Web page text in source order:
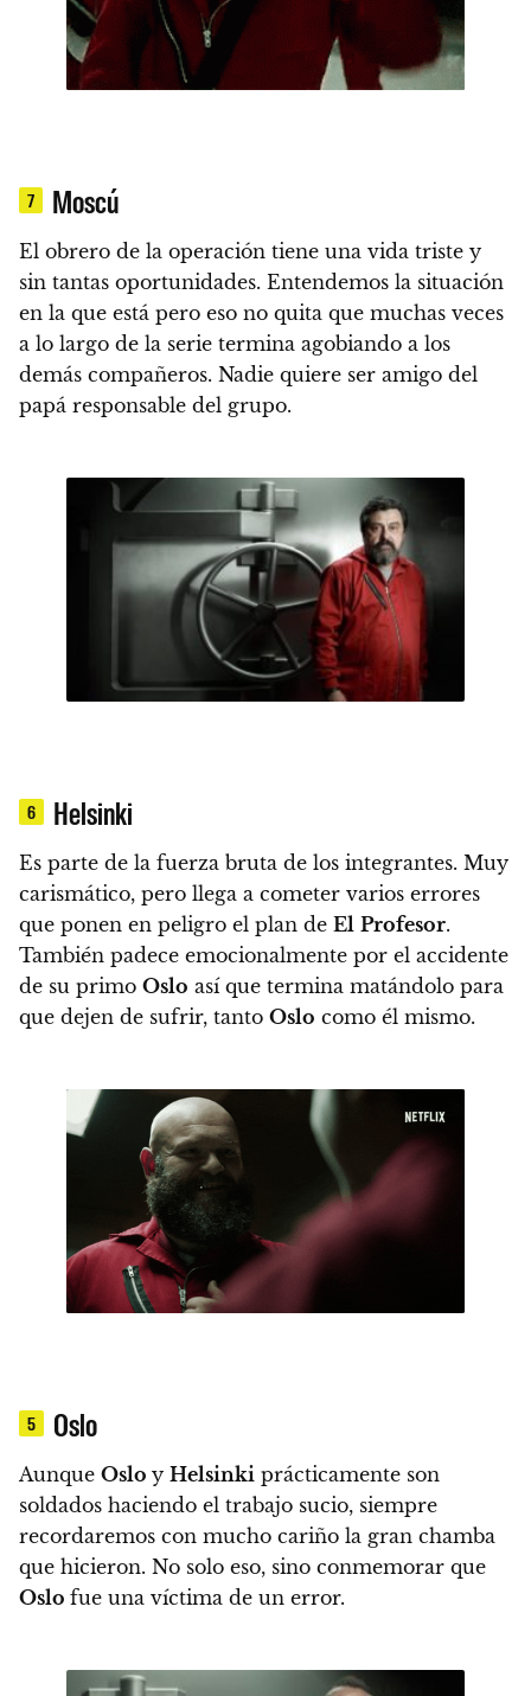
7 Moscú
El obrero de la operación tiene una vida triste y
sin tantas oportunidades. Entendemos la situación
en la que está pero eso no quita que muchas veces
a lo largo de la serie termina agobiando a los
demás compañeros. Nadie quiere ser amigo del
papá responsable del grupo.
6 Helsinki
Es parte de la fuerza bruta de los integrantes. Muy
carismático, pero llega a cometer varios errores
que ponen en peligro el plan de El Profesor.
También padece emocionalmente por el accidente
de su primo Oslo así que termina matándolo para
que dejen de sufrir, tanto Oslo como él mismo.
5 Oslo
Aunque Oslo y Helsinki prácticamente son
soldados haciendo el trabajo sucio, siempre
recordaremos con mucho cariño la gran chamba
que hicieron. No solo eso, sino conmemorar que
Oslo fue una víctima de un error.